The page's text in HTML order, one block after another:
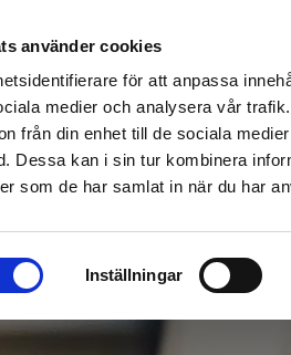
använder cookies
för att anpassa
medier och analysera vår
från din enhet till de sociala
Dessa kan i sin tur kombinera
som de har samlat in när du har
Inställningar